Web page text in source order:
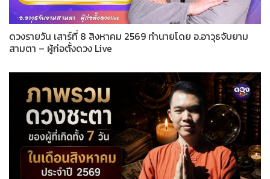
ดวงรายวัน เสาร์ที่ 8 สิงหาคม 2569 ทำนายโดย อ.อาวุธจับยาม
สามตา – ผู้ก่อตั้งดวง Live